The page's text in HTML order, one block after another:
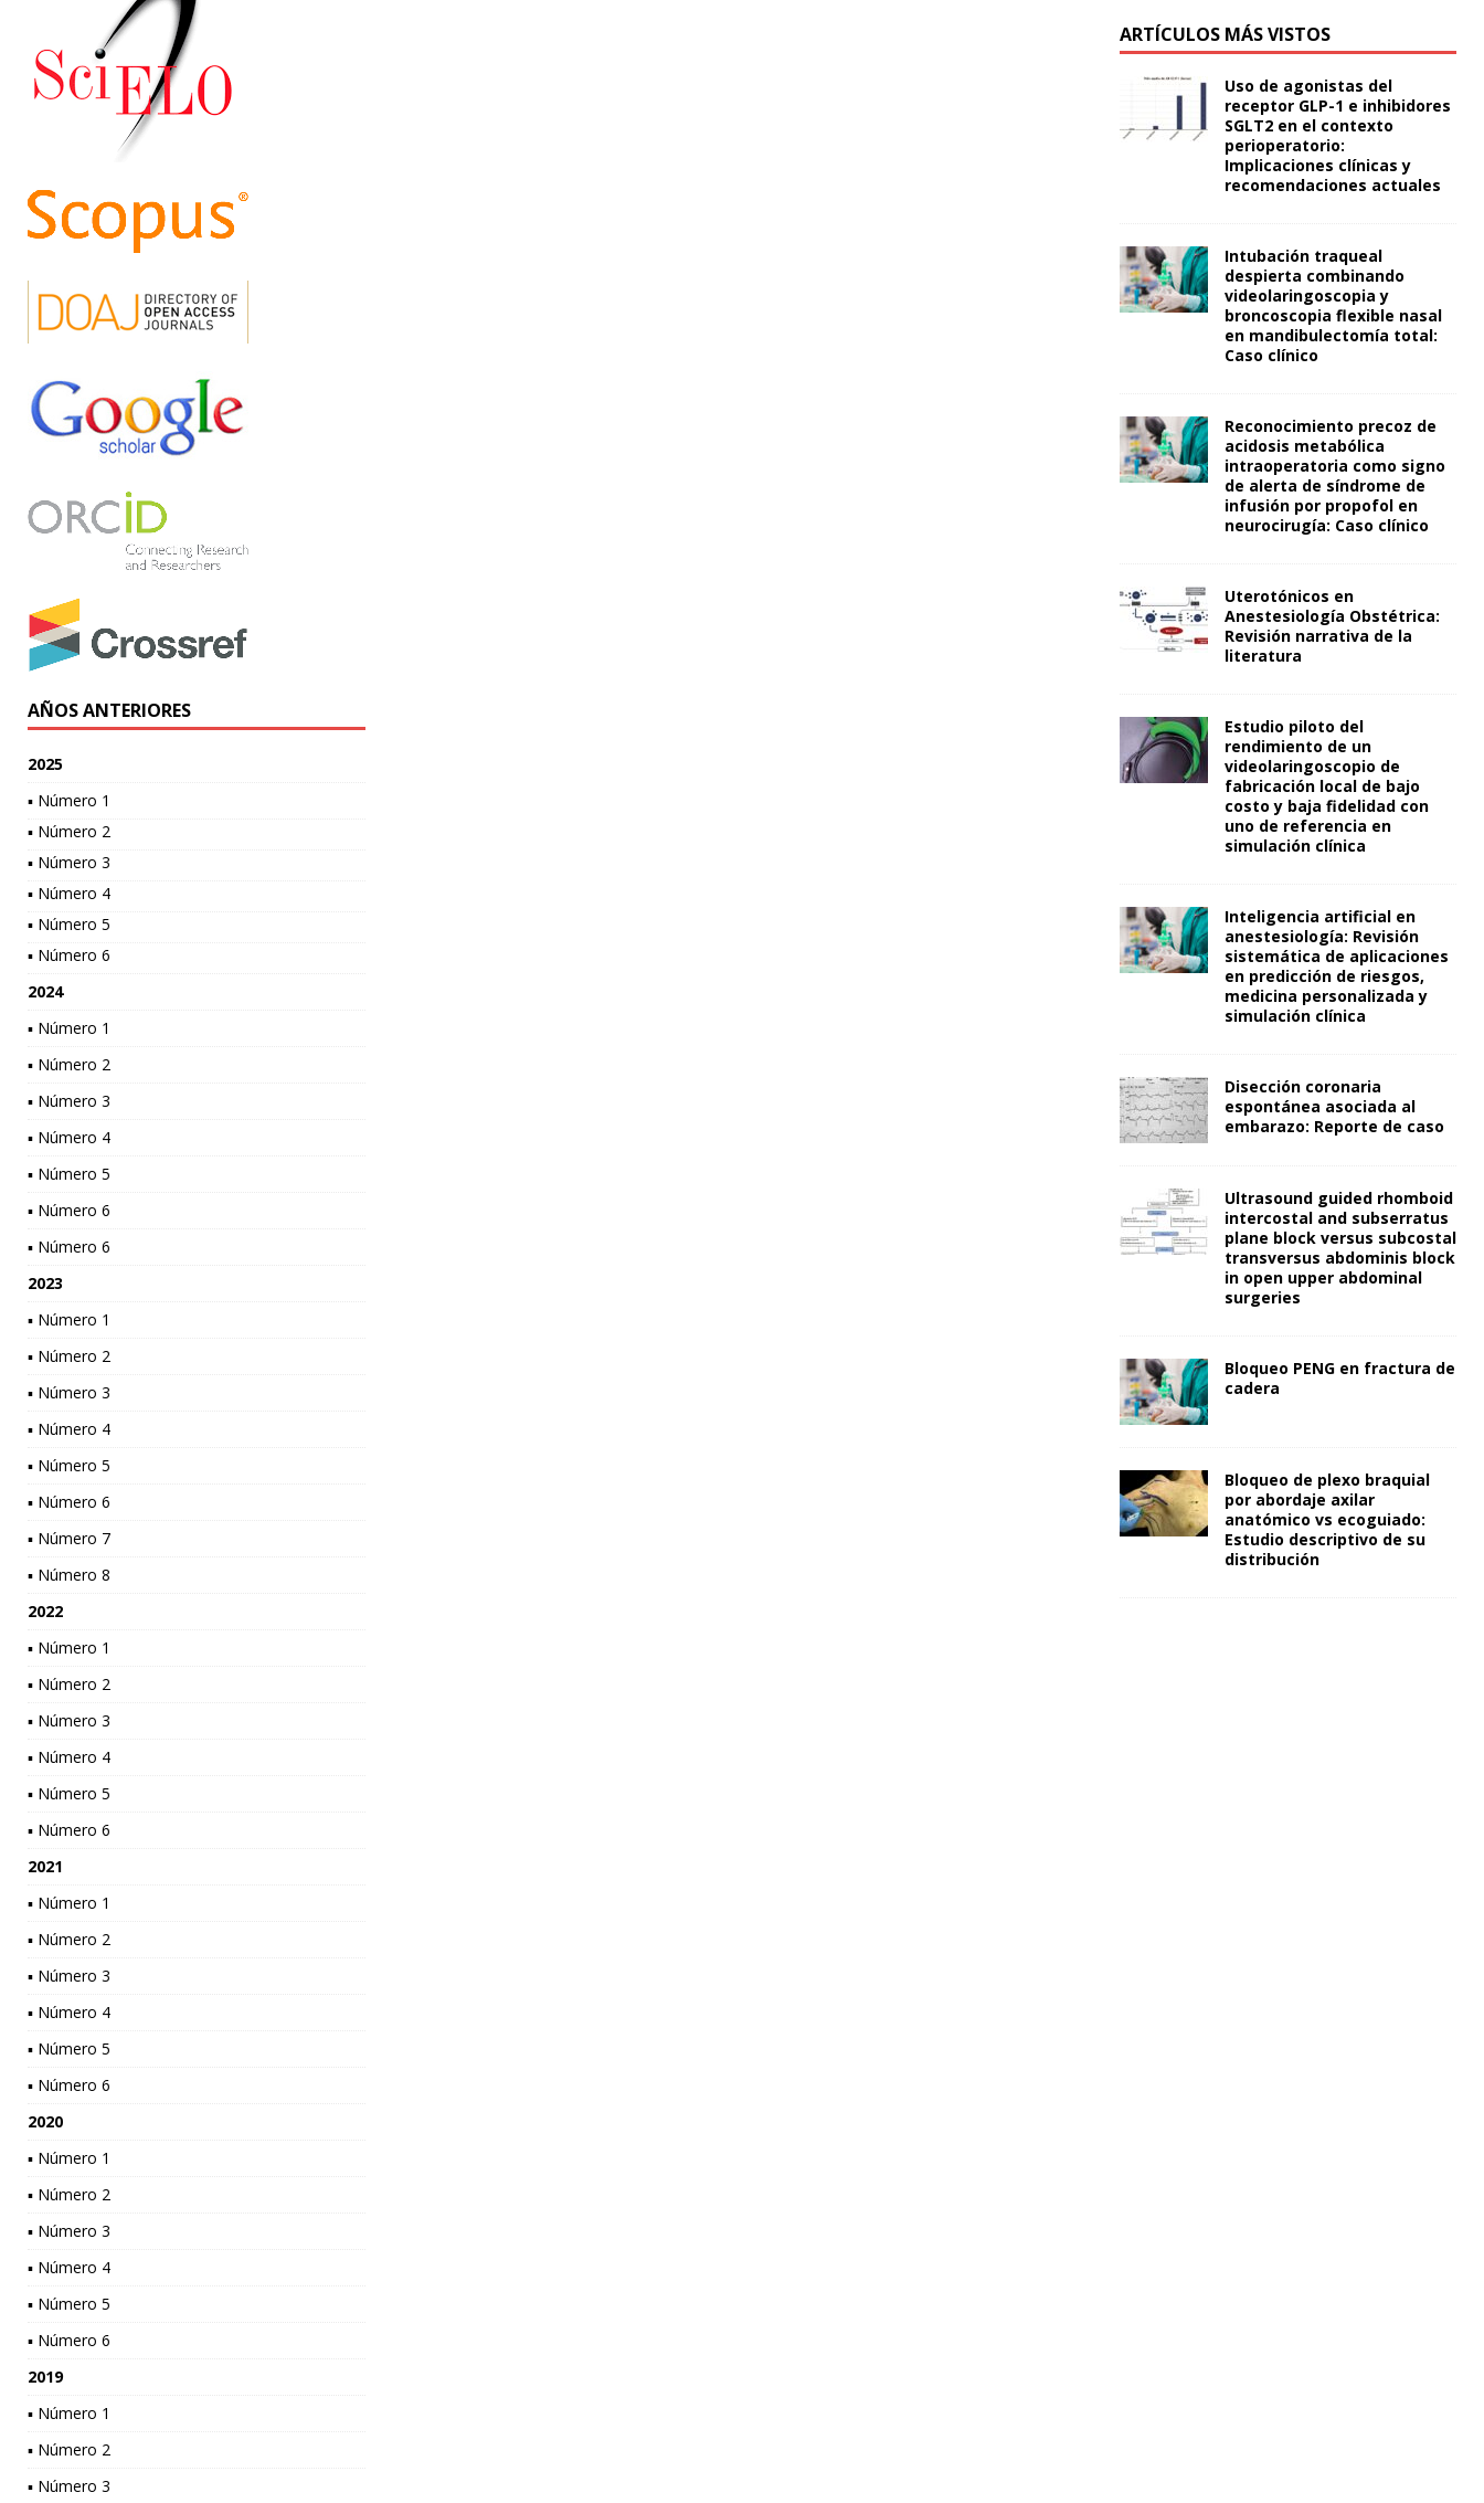
AÑOS ANTERIORES
2025
▪ Número 1
▪ Número 2
▪ Número 3
▪ Número 4
▪ Número 5
▪ Número 6
2024
▪ Número 1
▪ Número 2
▪ Número 3
▪ Número 4
▪ Número 5
▪ Número 6
▪ Número 6
2023
▪ Número 1
▪ Número 2
▪ Número 3
▪ Número 4
▪ Número 5
▪ Número 6
▪ Número 7
▪ Número 8
2022
▪ Número 1
▪ Número 2
▪ Número 3
▪ Número 4
▪ Número 5
▪ Número 6
2021
▪ Número 1
▪ Número 2
▪ Número 3
▪ Número 4
▪ Número 5
▪ Número 6
2020
▪ Número 1
▪ Número 2
▪ Número 3
▪ Número 4
▪ Número 5
▪ Número 6
2019
▪ Número 1
▪ Número 2
▪ Número 3
ARTÍCULOS MÁS VISTOS
Uso de agonistas del
receptor GLP-1 e inhibidores
SGLT2 en el contexto
perioperatorio:
Implicaciones clínicas y
recomendaciones actuales
Intubación traqueal
despierta combinando
videolaringoscopia y
broncoscopia flexible nasal
en mandibulectomía total:
Caso clínico
Reconocimiento precoz de
acidosis metabólica
intraoperatoria como signo
de alerta de síndrome de
infusión por propofol en
neurocirugía: Caso clínico
Uterotónicos en
Anestesiología Obstétrica:
Revisión narrativa de la
literatura
Estudio piloto del
rendimiento de un
videolaringoscopio de
fabricación local de bajo
costo y baja fidelidad con
uno de referencia en
simulación clínica
Inteligencia artificial en
anestesiología: Revisión
sistemática de aplicaciones
en predicción de riesgos,
medicina personalizada y
simulación clínica
Disección coronaria
espontánea asociada al
embarazo: Reporte de caso
Ultrasound guided rhomboid
intercostal and subserratus
plane block versus subcostal
transversus abdominis block
in open upper abdominal
surgeries
Bloqueo PENG en fractura de
cadera
Bloqueo de plexo braquial
por abordaje axilar
anatómico vs ecoguiado:
Estudio descriptivo de su
distribución